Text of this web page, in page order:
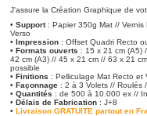
J'assure la Création Graphique de
• Support: Papier 350g Mat // Vernis
Verso
• Impression : Offset Quadri Recto
• Formats ouverts : 15 x 21 cm (A5)
42 cm (A3) // 45 x 21 cm // 63 x 21
possible
• Finitions : Pelliculage Mat Recto et
• Façonnage : 2 à 3 Volets // Roulés
• Quantités : de 500 à 10.000 ex //
• Délais de Fabrication : J+8
• Livraison GRATUITE partout en